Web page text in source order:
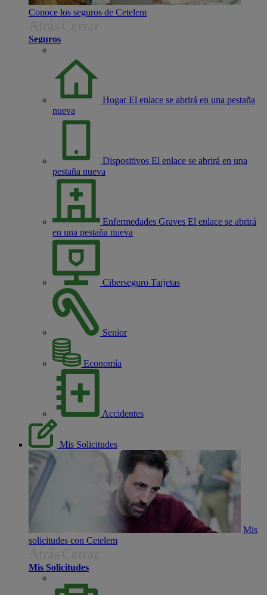
Conoce los seguros de Cetelem
Seguros
Hogar El enlace se abrirá en una pestaña
nueva
Dispositivos El enlace se abrirá en una
pestaña nueva
Enfermedades Graves El enlace se abrirá
en una pestaña nueva
Ciberseguro Tarjetas
Senior
Economía
Accidentes
Mis Solicitudes
Mis
solicitudes con Cetelem
Mis Solicitudes